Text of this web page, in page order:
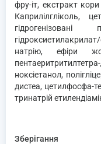
фру-іт, екстракт
Каприлілгліколь,
натрію, ефіри
ноксіетанол,
дистеа, цетилфосфа-
тринатрій
Зберігання